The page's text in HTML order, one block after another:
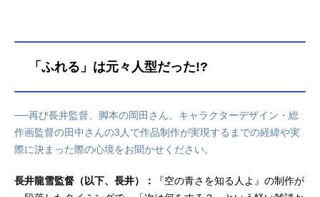
森山博幸プロップデザイン：髙田晃
ートチーム・コンボイ）美術監督：
邉啓太（サブリメイション）編集：
西山茂音響監督：明田川仁制作：Clo
verWorks配給：東宝 アニプレック
Yinc.製作：「ふれる。」製作委員会
「ふれる」は元々人型だった!?
──再び長井監督、脚本の岡田さん、キャラクターデザイン・総
作画監督の田中さんの3人で作品制作が実現するまでの経緯や実
際に決まった際の心境をお聞かせください。
長井龍雪監督（以下、長井）：
『空の青さを知る人よ』の制作が